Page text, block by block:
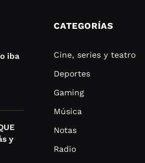
iba
y
CATEGORÍAS
Cine, series y teatro
Deportes
Gaming
Música
Notas
Radio